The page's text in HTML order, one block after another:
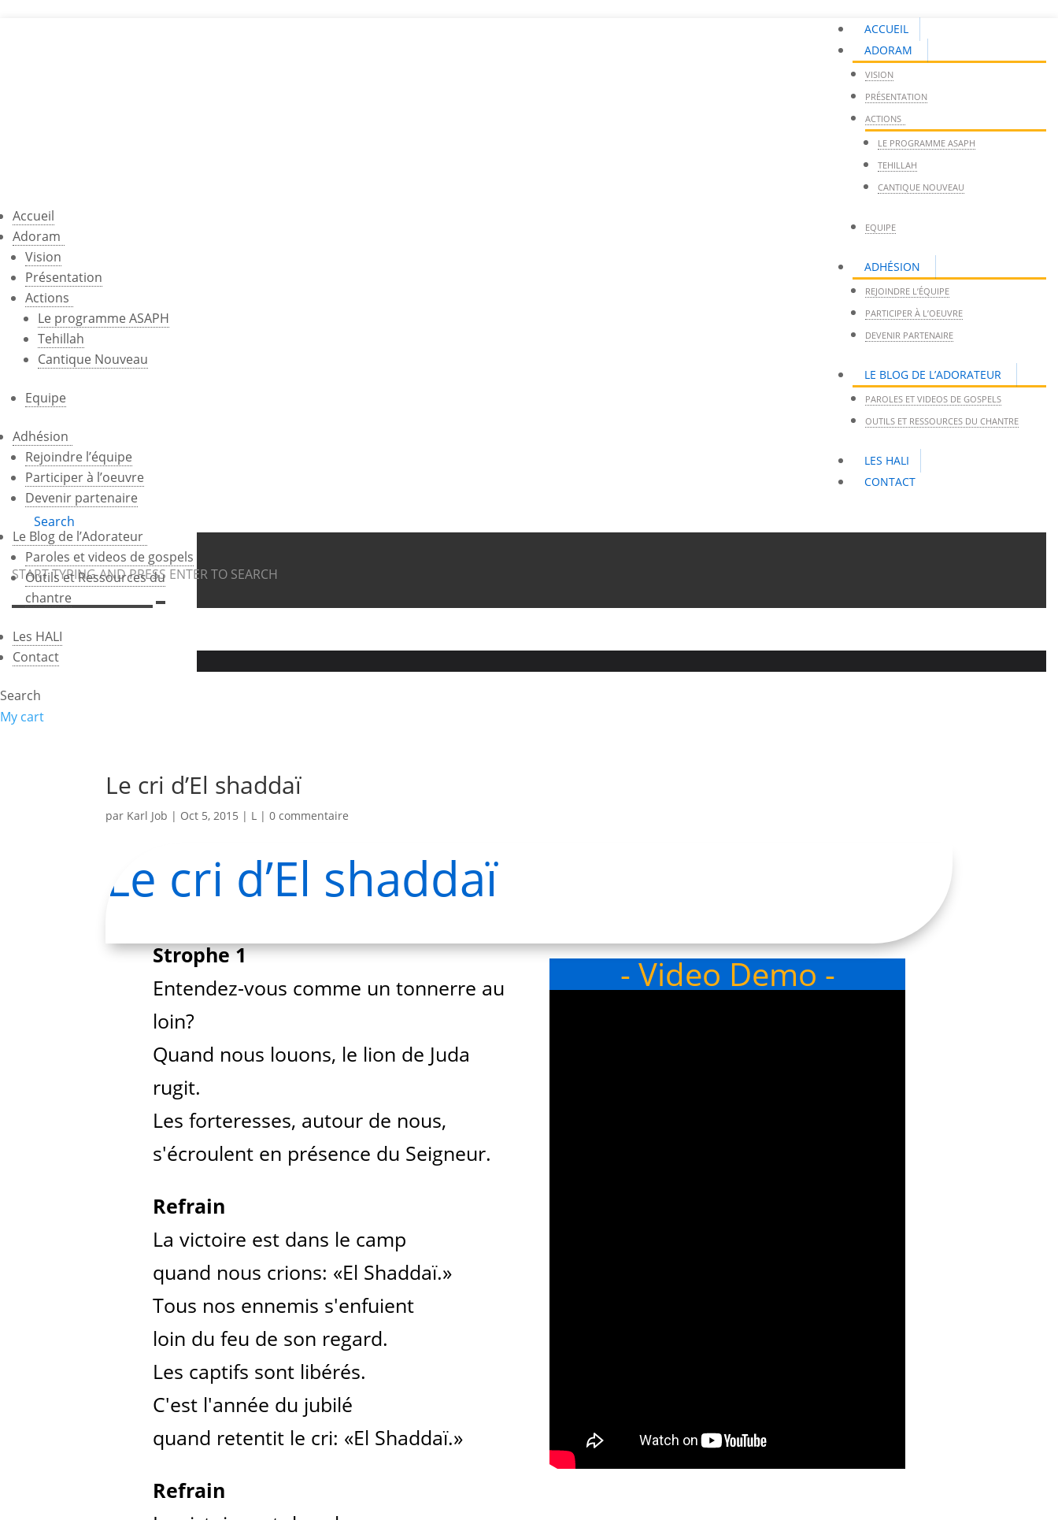
ACCUEIL
ADORAM
VISION
PRÉSENTATION
ACTIONS
LE PROGRAMME ASAPH
TEHILLAH
CANTIQUE NOUVEAU
EQUIPE
ADHÉSION
REJOINDRE L’ÉQUIPE
PARTICIPER À L’OEUVRE
DEVENIR PARTENAIRE
LE BLOG DE L’ADORATEUR
PAROLES ET VIDEOS DE GOSPELS
OUTILS ET RESSOURCES DU CHANTRE
LES HALI
CONTACT
Search
START TYPING AND PRESS ENTER TO SEARCH
Votre panier est vide.
Accueil
Adoram
Vision
Présentation
Actions
Le programme ASAPH
Tehillah
Cantique Nouveau
Equipe
Adhésion
Rejoindre l’équipe
Participer à l’oeuvre
Devenir partenaire
Le Blog de l’Adorateur
Paroles et videos de gospels
Outils et Ressources du
chantre
Les HALI
Contact
Search
My cart
Le cri d’El shaddaï
par Karl Job | Oct 5, 2015 | L |0 commentaire
Le cri d’El shaddaï
Strophe 1
Entendez-vous comme un tonnerre au
loin?
Quand nous louons, le lion de Juda
rugit.
Les forteresses, autour de nous,
s'écroulent en présence du Seigneur.
Refrain
La victoire est dans le camp
quand nous crions: «El Shaddaï.»
Tous nos ennemis s'enfuient
loin du feu de son regard.
Les captifs sont libérés.
C'est l'année du jubilé
quand retentit le cri: «El Shaddaï.»
Refrain
- Video Demo -